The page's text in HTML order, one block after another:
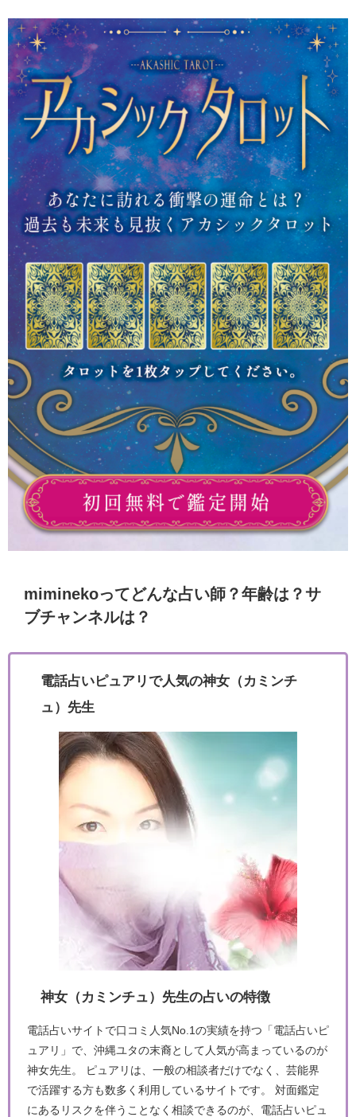
miminekoってどんな占い師？年齢は？サ
ブチャンネルは？
電話占いピュアリで人気の神女（カミンチ
ュ）先生
神女（カミンチュ）先生の占いの特徴
電話占いサイトで口コミ人気No.1の実績を持つ「電話占いピ
ュアリ」で、沖縄ユタの末裔として人気が高まっているのが
神女先生。 ピュアリは、一般の相談者だけでなく、芸能界
で活躍する方も数多く利用しているサイトです。 対面鑑定
にあるリスクを伴うことなく相談できるのが、電話占いピュ